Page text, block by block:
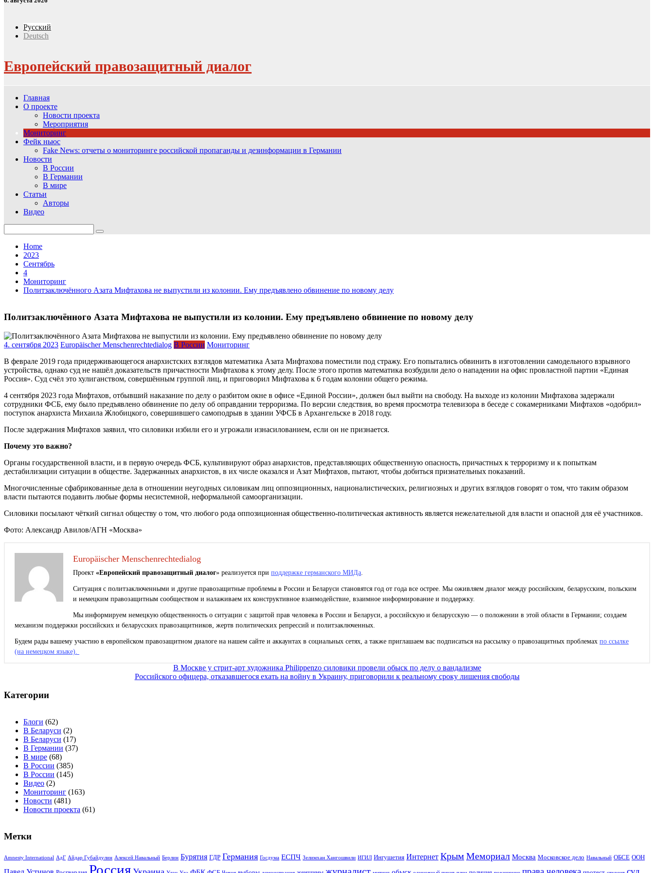
Русский
Deutsch
Европейский правозащитный диалог
Главная
О проекте
Новости проекта
Мероприятия
Мониторинг
Фейк ньюс
Fake News: отчеты о мониторинге российской пропаганды и дезинформации в Германии
Новости
В России
В Германии
В мире
Статьи
Авторы
Видео
for:
Home
2023
Сентябрь
4
Мониторинг
Политзаключённого Азата Мифтахова не выпустили из колонии. Ему предъявлено обвинение по новому делу
Политзаключённого Азата Мифтахова не выпустили из колонии. Ему предъявлено обвинение по новому делу
4. сентября 2023 Europäischer Menschenrechtedialog В России Мониторинг
В феврале 2019 года придерживающегося анархистских взглядов математика Азата Мифтахова поместили под стражу. Его попытались обвинить в изготовлении самодельного взрывного
устройства, однако суд не нашёл доказательств причастности Мифтахова к этому делу. После этого против математика возбудили дело о нападении на офис провластной партии «Единая
Россия». Суд счёл это хулиганством, совершённым группой лиц, и приговорил Мифтахова к 6 годам колонии общего режима.
4 сентября 2023 года Мифтахов, отбывший наказание по делу о разбитом окне в офисе «Единой России», должен был выйти на свободу. На выходе из колонии Мифтахова задержали
сотрудники ФСБ, ему было предъявлено обвинение по делу об оправдании терроризма. По версии следствия, во время просмотра телевизора в беседе с сокамерниками Мифтахов «одобрил»
поступок анархиста Михаила Жлобицкого, совершившего самоподрыв в здании УФСБ в Архангельске в 2018 году.
После задержания Мифтахов заявил, что силовики избили его и угрожали изнасилованием, если он не признается.
Почему это важно?
Органы государственной власти, и в первую очередь ФСБ, культивируют образ анархистов, представляющих общественную опасность, причастных к терроризму и к попыткам
дестабилизации ситуации в обществе. Задержанных анархистов, в их числе оказался и Азат Мифтахов, пытают, чтобы добиться признательных показаний.
Многочисленные сфабрикованные дела в отношении неугодных силовикам лиц оппозиционных, националистических, религиозных и других взглядов говорят о том, что таким образом
власти пытаются подавить любые формы несистемной, неформальной самоорганизации.
Силовики посылают чёткий сигнал обществу о том, что любого рода оппозиционная общественно-политическая активность является нежелательной для власти и опасной для её участников.
Фото: Александр Авилов/АГН «Москва»
Europäischer Menschenrechtedialog
Проект «Европейский правозащитный диалог» реализуется при поддержке германского МИДа
Ситуация с политзаключенными и другие правозащитные проблемы в России и Беларуси становятся год от года все острее. Мы оживляем диалог между российским, беларусским, польским
и немецким правозащитным сообществом и налаживаем их конструктивное взаимодействие, взаимное информирование и поддержку.
Мы информируем немецкую общественность о ситуации с защитой прав человека в России и Беларуси, а российскую и беларусскую — о положении в этой области в Германии; создаем
механизм поддержки российских и беларусских правозащитников, жертв политических репрессий и политзаключенных.
Будем рады вашему участию в европейском правозащитном диалоге на нашем сайте и аккаунтах в социальных сетях, а также приглашаем вас подписаться на рассылку о правозащитных проблемах по ссылке
(на немецком языке).
записям
В Москве у стрит-арт художника Philippenzo силовики провели обыск по делу о вандализме
Российского офицера, отказавшегося ехать на войну в Украину, приговорили к реальному сроку лишения свободы
Категории
Блоги (62)
В Беларуси (2)
В Беларуси (17)
В Германии (37)
В мире (68)
В России (385)
В России (145)
Видео (2)
Мониторинг (163)
Новости (481)
Новости проекта (61)
Метки
Amnesty International АдГ Айдар Губайдулин Алексей Навальный Берлин Бурятия ГДР Германия Госдума ЕСПЧ Зелимхан Хангошвили ИГИЛ Ингушетия Интернет Крым Мемориал Москва Московское дело Навальный ОБСЕ ООН
Россия